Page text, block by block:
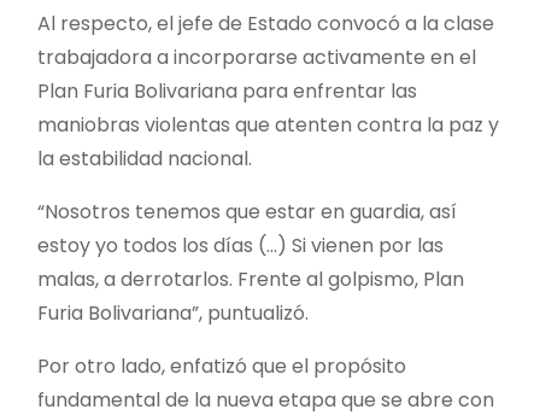
Al respecto, el jefe de Estado convocó a la clase
trabajadora a incorporarse activamente en el
Plan Furia Bolivariana para enfrentar las
maniobras violentas que atenten contra la paz y
la estabilidad nacional.
“Nosotros tenemos que estar en guardia, así
estoy yo todos los días (…) Si vienen por las
malas, a derrotarlos. Frente al golpismo, Plan
Furia Bolivariana”, puntualizó.
Por otro lado, enfatizó que el propósito
fundamental de la nueva etapa que se abre con